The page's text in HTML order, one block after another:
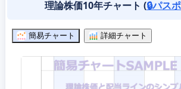
理論株価10年チャート (🔒パス
簡易チャート 詳細チャート